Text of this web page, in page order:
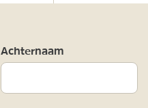
Achternaam